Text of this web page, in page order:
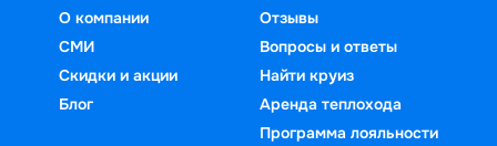
О компании
СМИ
Скидки и акции
Блог
Отзывы
Вопросы и ответы
Найти круиз
Аренда теплохода
Программа лояльности